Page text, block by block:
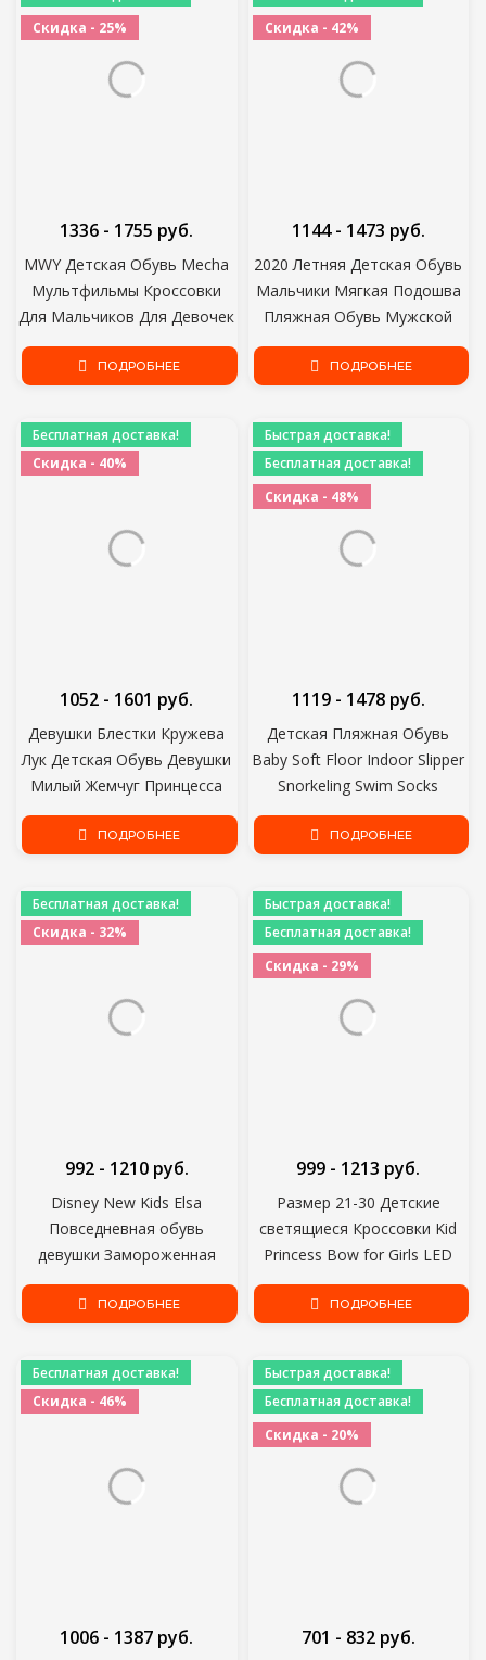
Скидка - 25%
MWY Детская Обувь Mecha
Мультфильмы Кроссовки
Для Мальчиков Для Девочек
Спортивная Обувь Легкая
Детская Кожаная
Повседневная Обувь Для
Ходьбы
1336 - 1755 руб.
ПОДРОБНЕЕ
Скидка - 42%
2020 Летняя Детская Обувь
Мальчики Мягкая Подошва
Пляжная Обувь Мужской
Ребенок Baotou Anti-kick
Детские Сандалии Princepard
1144 - 1473 руб.
ПОДРОБНЕЕ
Бесплатная доставка!
Скидка - 40%
Девушки Блестки Кружева
Лук Детская Обувь Девушки
Милый Жемчуг Принцесса
Танец Один Повседневная
Обувь 2021 Новая Детская
D721
1052 - 1601 руб.
ПОДРОБНЕЕ
Быстрая доставка!
Бесплатная доставка!
Скидка - 48%
Детская Пляжная Обувь
Baby Soft Floor Indoor Slipper
Snorkeling Swim Socks
Мальчики И Девочки
Противоскользящие
Детские Тапочки
1119 - 1478 руб.
ПОДРОБНЕЕ
Бесплатная доставка!
Скидка - 32%
Disney New Kids Elsa
Повседневная обувь
девушки Замороженная
Принцесса мягкая
мультяшная обувь Детская
кожаная обувь
992 - 1210 руб.
ПОДРОБНЕЕ
Быстрая доставка!
Бесплатная доставка!
Скидка - 29%
Размер 21-30 Детские
светящиеся Кроссовки Kid
Princess Bow for Girls LED
Shoes Cute Baby Sneakers
with Light Shoes Krasovki
999 - 1213 руб.
ПОДРОБНЕЕ
Бесплатная доставка!
Скидка - 46%
1006 - 1387 руб.
Быстрая доставка!
Бесплатная доставка!
Скидка - 20%
701 - 832 руб.